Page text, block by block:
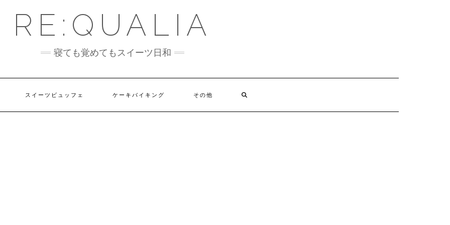
RE:QUALIA
寝ても覚めてもスイーツ日和
スイーツビュッフェ ケーキバイキング その他